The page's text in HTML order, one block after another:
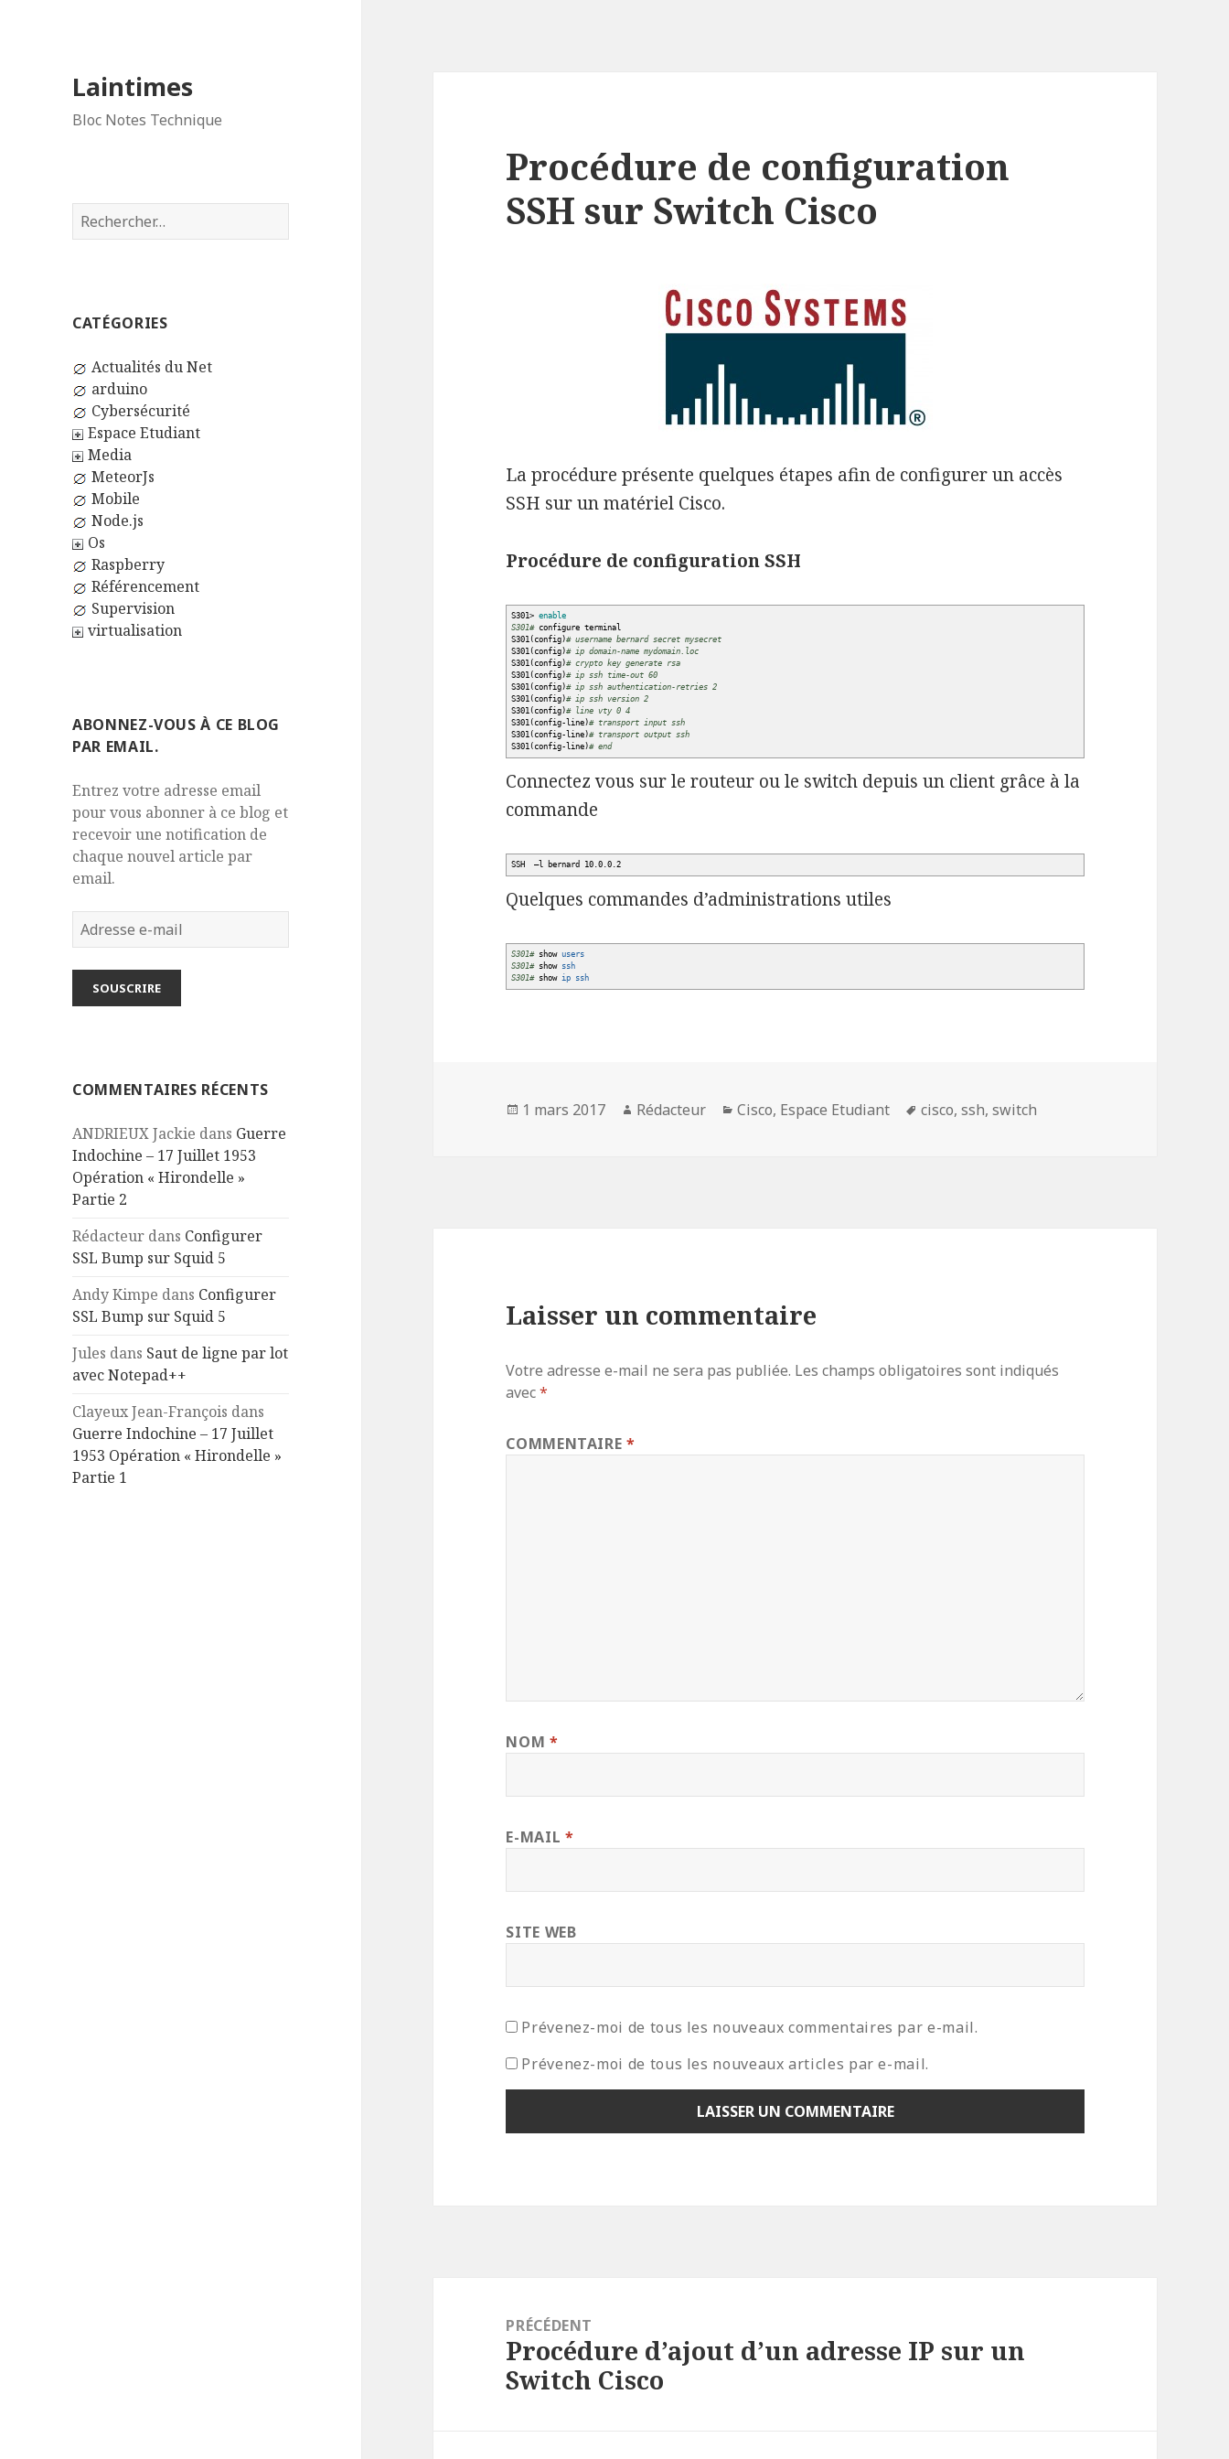
Laintimes
Bloc Notes Technique
Rechercher :
CATÉGORIES
Actualités du Net
arduino
Cybersécurité
Espace Etudiant
Media
MeteorJs
Mobile
Node.js
Os
Raspberry
Référencement
Supervision
virtualisation
ABONNEZ-VOUS À CE BLOG
PAR EMAIL.
Entrez votre adresse email
pour vous abonner à ce blog et
recevoir une notification de
chaque nouvel article par
email.
Adresse
e-
mail
SOUSCRIRE
COMMENTAIRES RÉCENTS
ANDRIEUX Jackie dans Guerre
Indochine – 17 Juillet 1953
Opération « Hirondelle »
Partie 2
Rédacteur dans Configurer
SSL Bump sur Squid 5
Andy Kimpe dans Configurer
SSL Bump sur Squid 5
Jules dans Saut de ligne par lot
avec Notepad++
Clayeux Jean-François dans
Guerre Indochine – 17 Juillet
1953 Opération « Hirondelle »
Partie 1
Procédure de configuration
SSH sur Switch Cisco
La procédure présente quelques étapes afin de configurer un accès
SSH sur un matériel Cisco.
Procédure de configuration SSH
S301> enable
S301#configure terminal
S301 (config)# username bernard secret mysecret
S301 (config)# ip domain-name mydomain.loc
S301 (config)# crypto key generate rsa
S301 (config)# ip ssh time-out 60
S301 (config)# ip ssh authentication-retries 2
S301 (config)# ip ssh version 2
S301 (config)# line vty 0 4
S301 (config-line)# transport input ssh
S301 (config-line)# transport output ssh
S301 (config-line)# end
Connectez vous sur le routeur ou le switch depuis un client grâce à la
commande
SSH –l bernard 10.0.0.2
Quelques commandes d’administrations utiles
S301# showusers
S301# show ssh
S301# showip ssh
Publié
1 mars 2017 Auteur
Rédacteur Catégories
Cisco, Espace Etudiant
Mots-
cisco,ssh,switch
Laisser un commentaire
Votre adresse e-mail ne sera pas publiée. Les champs obligatoires sont indiqués
avec*
COMMENTAIRE*
NOM *
E-MAIL *
SITE WEB
Prévenez-moi de tous les nouveaux commentaires par e-mail.
Prévenez-moi de tous les nouveaux articles par e-mail.
l’article
PRÉCÉDENT
Article
précédent :
Procédure d’ajout d’un adresse IP sur un
Switch Cisco